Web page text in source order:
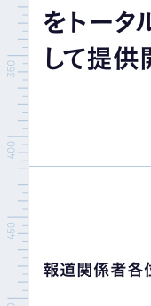
採用情報
お問い合わせ
をトータ
して提
報道関係者各